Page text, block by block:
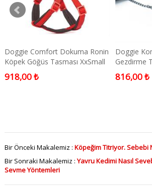
Doggie Comfort Dokuma Ronin
Köpek Göğüs Tasması XxSmall
Kırmızı 1x30-35 Cm
918,00 ₺
Doggie
Gezdirme
2x110cm
816,00 ₺
Bir Önceki Makalemiz : Köpeğim Titriyor. Sebebi
Bir Sonraki Makalemiz :Yavru Kedimi Nasıl
Sevme Yöntemleri